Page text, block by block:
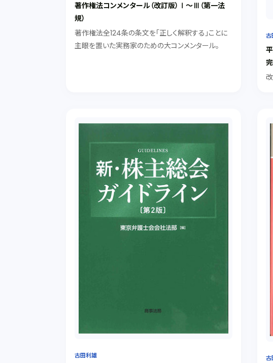
著作権法コンメンタール（改訂版）Ⅰ～Ⅲ（第一法
規）
著作権法全124条の条文を「正しく解釈する」ことに
主眼を置いた実務家のための大コンメンタール。
古
古田利雄 古